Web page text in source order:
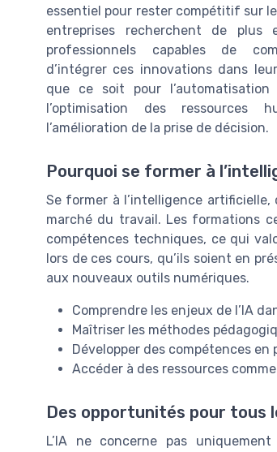
essentiel pour rester compétitif sur
entreprises recherchent de plus
professionnels capables de
d’intégrer ces innovations dans
que ce soit pour l’automatisation
l’optimisation des ressources
l’amélioration de la prise de décision.
Pourquoi se former à
Se former à l’intelligence
marché du travail. Les formations
compétences techniques, ce qui
lors de ces cours, qu’ils soient en
aux nouveaux outils numériques.
Comprendre les enjeux de l’IA
Maîtriser les méthodes
Développer des compétences
Accéder à des ressources
Des opportunités pour tous
L’IA ne concerne pas